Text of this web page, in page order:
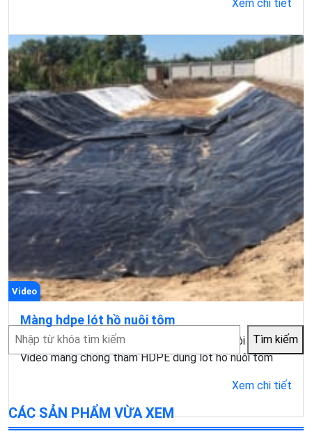
Xem chi tiết
Video
Màng hdpe lót hồ nuôi tôm
Video màng chống thấm hdpe dùng lót hồ nuôi tôm
Video màng chống thấm HDPE dùng lót hồ nuôi tôm
Xem chi tiết
Tìm
kiếm
Tìm kiếm
CÁC SẢN PHẨM VỪA XEM